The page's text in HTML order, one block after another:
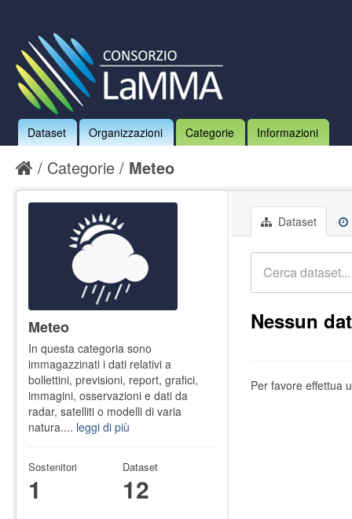
Dataset Organizzazioni Categorie Informazioni
Categorie Meteo
Dataset
Nessun
Per favore effettua
Meteo
In questa categoria sono
immagazzinati i dati relativi a
bollettini, previsioni, report, grafici,
immagini, osservazioni e dati da
radar, satelliti o modelli di varia
natura.... leggi di più
Sostenitori
1
Dataset
12